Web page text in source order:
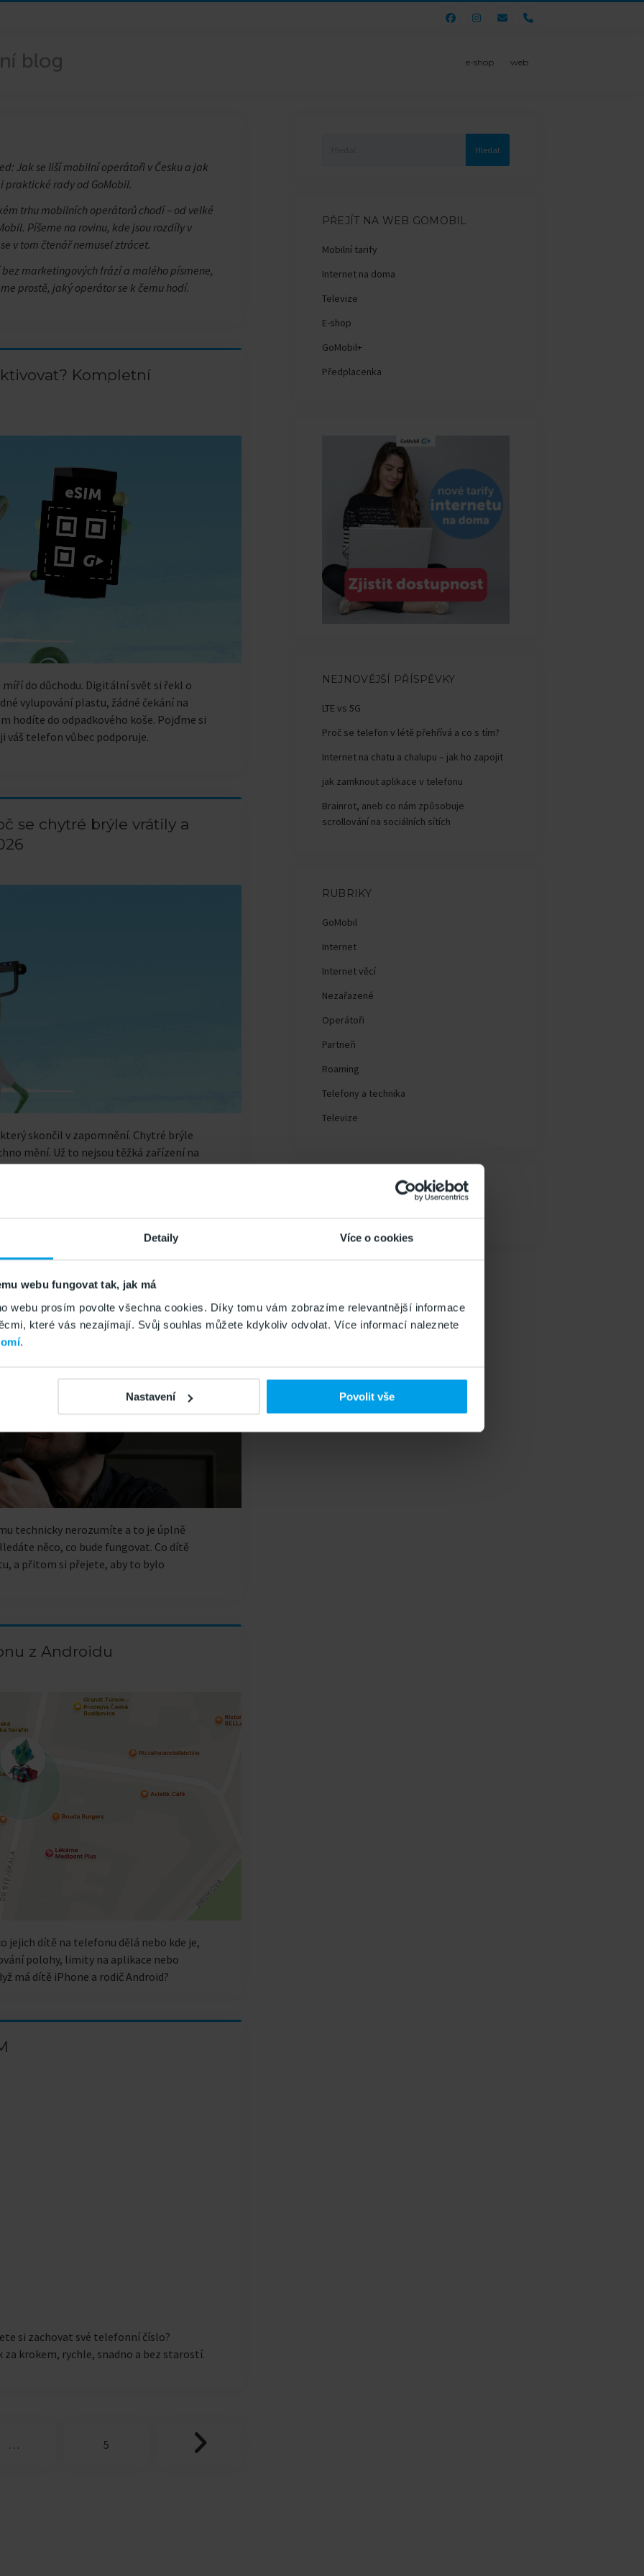
Detaily Více o cookies
webu fungovat tak, jak má
webu prosím povolte všechna cookies. Díky tomu vám zobrazíme relevantnější informace
které vás nezajímají. Svůj souhlas můžete kdykoliv odvolat. Více informací naleznete
.
Nastavení Povolit vše
phone
e-shop web
Jak se liší mobilní operátoři v Česku a jak
praktické rady od GoMobil.
trhu mobilních operátorů chodí – od velké
Píšeme na rovinu, kde jsou rozdíly v
v tom čtenář nemusel ztrácet.
marketingových frází a malého písmene,
prostě, jaký operátor se k čemu hodí.
Kompletní
do důchodu. Digitální svět si řekl o
vylupování plastu, žádné čekání na
hodíte do odpadkového koše. Pojďme si
váš telefon vůbec podporuje.
se chytré brýle vrátily a
skončil v zapomnění. Chytré brýle
mění. Už to nejsou těžká zařízení na
pozornost, ale dává nové možnosti.
rychle a jednoduše
technicky nerozumíte a to je úplně
něco, co bude fungovat. Co dítě
a přitom si přejete, aby to bylo
z Androidu
jejich dítě na telefonu dělá nebo kde je,
polohy, limity na aplikace nebo
má dítě iPhone a rodič Android?
si zachovat své telefonní číslo?
krokem, rychle, snadno a bez starostí.
… 5
PŘEJÍT NA WEB GOMOBIL
Mobilní tarify
Internet na doma
Televize
E-shop
GoMobil+
Předplacenka
NEJNOVĚJŠÍ PŘÍSPĚVKY
LTE vs 5G
Proč se telefon v létě přehřívá a co s tím?
Internet na chatu a chalupu – jak ho zapojit
jak zamknout aplikace v telefonu
Brainrot, aneb co nám způsobuje
scrollování na sociálních sítích
RUBRIKY
GoMobil
Internet
Internet věcí
Nezařazené
Operátoři
Partneři
Roaming
Telefony a technika
Televize